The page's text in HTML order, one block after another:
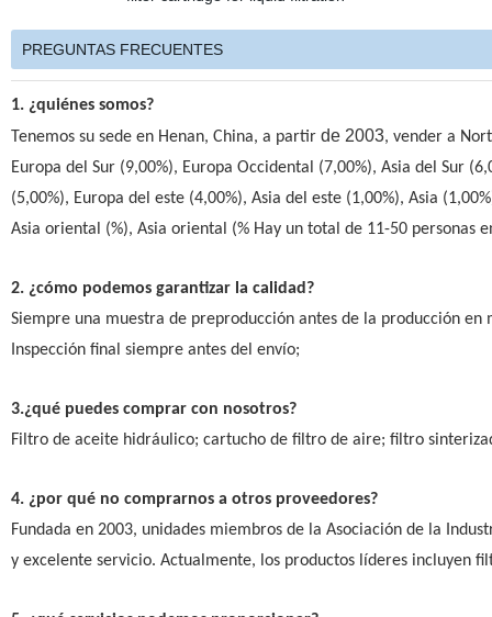
PREGUNTAS FRECUENTES
1. ¿quiénes somos?
Tenemos su sede en Henan, China, a partirde 2003, vender a
Europa del Sur (9,00%), Europa Occidental (7,00%), Asia del Sur
(5,00%), Europa del este (4,00%), Asia del este (1,00%), Asia
Asia oriental (%), Asia oriental (% Hay un total de 11-50 personas
2. ¿cómo podemos garantizar la calidad?
Siempre una muestra de preproducción antes de la producción en
Inspección final siempre antes del envío;
3.¿qué puedes comprar con nosotros?
Filtro de aceite hidráulico; cartucho de filtro de aire; filtro
4. ¿por qué no comprarnos a otros proveedores?
Fundada en 2003, unidades miembros de la Asociación de la
y excelente servicio. Actualmente, los productos líderes incluyen